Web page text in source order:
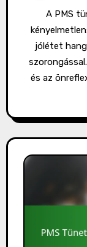
A PMS tünetei gyakran túlmutatnak a fizikai
jólétet
és az